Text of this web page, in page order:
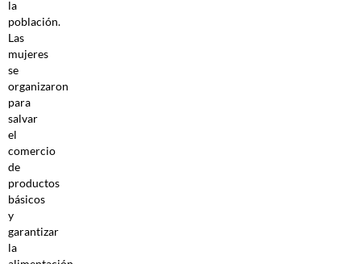
la
población.
Las
mujeres
se
organizaron
para
salvar
el
comercio
de
productos
básicos
y
garantizar
la